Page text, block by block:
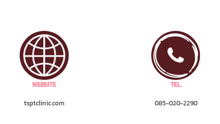
WEBSITE
tsptclinic.com
TEL.
085-020-2290